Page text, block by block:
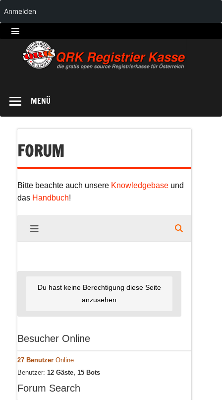
QRK
MENÜ
FORUM
Bitte beachte auch unsere Knowledgebase und
das Handbuch!
Du hast keine Berechtigung diese Seite
anzusehen
Besucher Online
27 Benutzer Online
Benutzer: 12 Gäste, 15 Bots
Forum Search
Anmelden